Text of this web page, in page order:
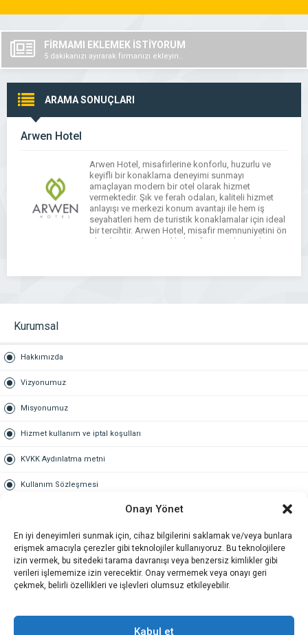
Onayı Yönet
En iyi deneyimleri sunmak için, cihaz bilgilerini saklamak ve/veya bunlara
erişmek amacıyla çerezler gibi teknolojiler kullanıyoruz. Bu teknolojilere
izin vermek, bu sitedeki tarama davranışı veya benzersiz kimlikler gibi
verileri işlememize izin verecektir. Onay vermemek veya onayı geri
çekmek, belirli özellikleri ve işlevleri olumsuz etkileyebilir.
Kabul et
FİRMAMI EKLEMEK İSTİYORUM
5 dakikanızı ayırarak firmanızı ekleyin..
ARAMA SONUÇLARI
Arwen Hotel
Arwen Hotel, misafirlerine konforlu, huzurlu ve
keyifli bir konaklama deneyimi sunmayı
amaçlayan modern bir otel olarak hizmet
vermektedir. Şık ve ferah odaları, kaliteli hizmet
anlayışı ve merkezi konum avantajı ile hem iş
seyahatleri hem de turistik konaklamalar için ideal
bir tercihtir. Arwen Hotel, misafir memnuniyetini ön
planda tutarak temizlik, konfor ve güler yüzlü
Kurumsal
Hakkımızda
Vizyonumuz
Misyonumuz
Hizmet kullanım ve iptal koşulları
KVKK Aydınlatma metni
Kullanım Sözleşmesi
Gold üyelik nedir
Kariyer